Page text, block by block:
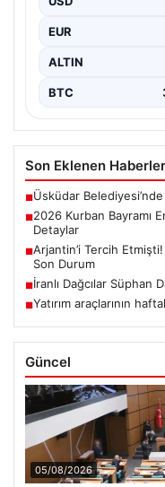
EUR
ALTIN
BTC
Son Eklenen Haberler
■Üsküdar
■2026 Kurban Bayramı
Detaylar
■Arjantin’i Tercih
Son Durum
■İranlı Dağcılar Süphan
■Yatırım araçlarının
Güncel
05/08/2026